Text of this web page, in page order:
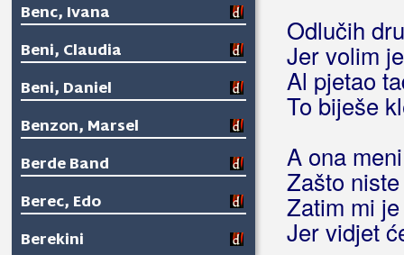
Benc, Ivana
Beni, Claudia
Beni, Daniel
Benzon, Marsel
Berde Band
Berec, Edo
Berekini
Odlučih
Jer volim
Al pjetao
To biješe
A ona
Zašto
Zatim mi
Jer vidjet